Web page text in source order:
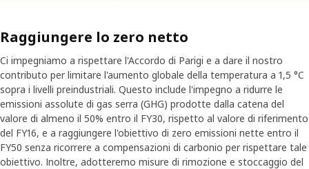
Raggiungere lo zero netto
Ci impegniamo a rispettare l'Accordo di Parigi e a dare il nostro
contributo per limitare l'aumento globale della temperatura a 1,5 °C
sopra i livelli preindustriali. Questo include l'impegno a ridurre le
emissioni assolute di gas serra (GHG) prodotte dalla catena del
valore di almeno il 50% entro il FY30, rispetto al valore di riferimento
del FY16, e a raggiungere l'obiettivo di zero emissioni nette entro il
FY50 senza ricorrere a compensazioni di carbonio per rispettare tale
obiettivo. Inoltre, adotteremo misure di rimozione e stoccaggio del